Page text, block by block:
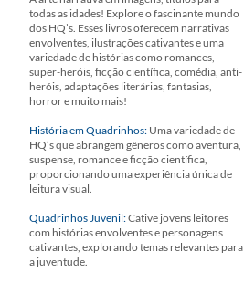
todas as idades! Explore o fascinante mundo
dos HQ’s. Esses livros oferecem narrativas
envolventes, ilustrações cativantes e uma
variedade de histórias como romances,
super-heróis, ficção científica, comédia, anti-
heróis, adaptações literárias, fantasias,
horror e muito mais!
História em Quadrinhos: Uma variedade de
HQ’s que abrangem gêneros como aventura,
suspense, romance e ficção científica,
proporcionando uma experiência única de
leitura visual.
Quadrinhos Juvenil:Cative jovens leitores
com histórias envolventes e personagens
cativantes, explorando temas relevantes para
a juventude.